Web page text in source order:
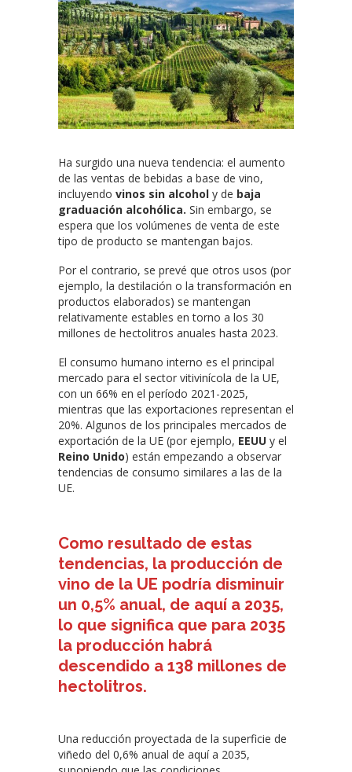
Ha surgido una nueva tendencia: el aumento
de las ventas de bebidas a base de vino,
incluyendo vinos sin alcohol y de baja
graduación alcohólica. Sin embargo, se
espera que los volúmenes de venta de este
tipo de producto se mantengan bajos.
Por el contrario, se prevé que otros usos (por
ejemplo, la destilación o la transformación en
productos elaborados) se mantengan
relativamente estables en torno a los 30
millones de hectolitros anuales hasta 2023.
El consumo humano interno es el principal
mercado para el sector vitivinícola de la UE,
con un 66% en el período 2021-2025,
mientras que las exportaciones representan el
20%. Algunos de los principales mercados de
exportación de la UE (por ejemplo, EEUU y el
Reino Unido) están empezando a observar
tendencias de consumo similares a las de la
UE.
Como resultado de estas
tendencias, la producción de
vino de la UE podría disminuir
un 0,5% anual, de aquí a 2035,
lo que significa que para 2035
la producción habrá
descendido a 138 millones de
hectolitros.
Una reducción proyectada de la superficie de
viñedo del 0,6% anual de aquí a 2035,